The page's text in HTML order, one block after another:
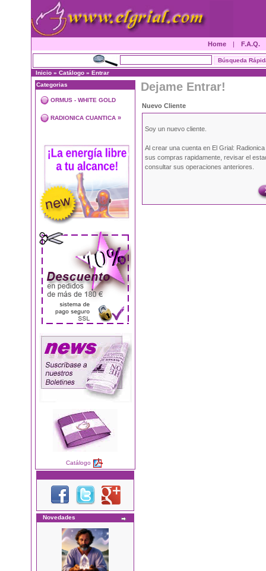
Home | F.A.Q.
Inicio » Catálogo » Entrar
Categorias
ORMUS - WHITE GOLD
RADIONICA CUANTICA »
Catálogo
Novedades
Dejame Entrar!
Nuevo Cliente
Soy un nuevo cliente.
Al crear una cuenta en El Grial:
sus compras rapidamente, revisar el
consultar sus operaciones anteriores.